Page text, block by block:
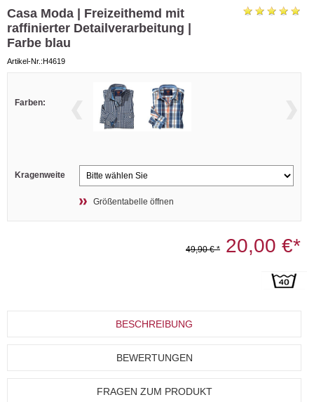
Casa Moda | Freizeithemd mit
raffinierter Detailverarbeitung |
Farbe blau
Artikel-Nr.:H4619
Farben:
Kragenweite
Größentabelle öffnen
49,90 € * 20,00 €*
BESCHREIBUNG
BEWERTUNGEN
FRAGEN ZUM PRODUKT